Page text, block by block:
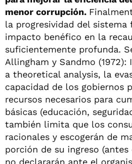
menor corrupción.
la progresividad del sistema
impacto benéfico en la
suficientemente profunda.
Allingham y Sandmo (1972):
a theoretical analysis, la
capacidad de los gobiernos
recursos necesarios para
básicas (educación,
también limita que los
racionales y escogerán de
porción de su ingreso
no declararán ante el